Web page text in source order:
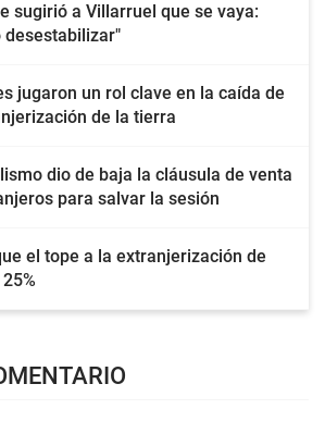
sugirió a Villarruel que se vaya:
desestabilizar"
jugaron un rol clave en la caída de
de la tierra
dio de baja la cláusula de venta
para salvar la sesión
el tope a la extranjerización de